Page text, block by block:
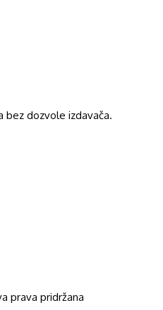
bez dozvole izdavača.
prava pridržana